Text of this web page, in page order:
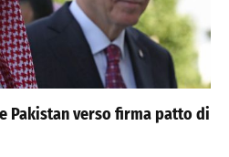
Pakistan verso firma patto di